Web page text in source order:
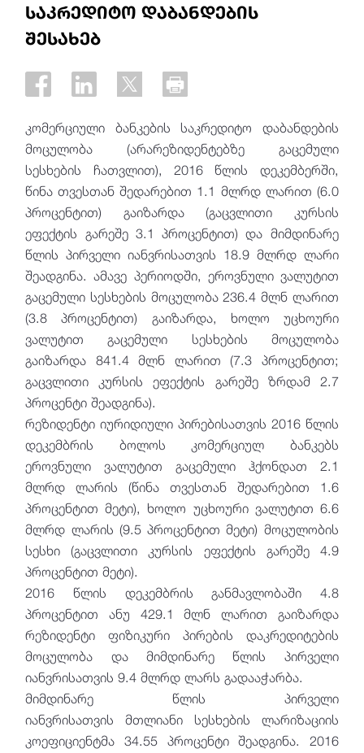
საკრედიტო დაბანდების
შესახებ
კომერციული ბანკების საკრედიტო დაბანდების
მოცულობა (არარეზიდენტებზე გაცემული
სესხების ჩათვლით), 2016 წლის დეკემბერში,
წინა თვესთან შედარებით 1.1 მლრდ ლარით (6.0
პროცენტით) გაიზარდა (გაცვლითი კურსის
ეფექტის გარეშე 3.1 პროცენტით) და მიმდინარე
წლის პირველი იანვრისათვის 18.9 მლრდ ლარი
შეადგინა. ამავე პერიოდში, ეროვნული ვალუტით
გაცემული სესხების მოცულობა 236.4 მლნ ლარით
(3.8 პროცენტით) გაიზარდა, ხოლო უცხოური
ვალუტით გაცემული სესხების მოცულობა
გაიზარდა 841.4 მლნ ლარით (7.3 პროცენტით;
გაცვლითი კურსის ეფექტის გარეშე ზრდამ 2.7
პროცენტი შეადგინა).
რეზიდენტი იურიდიული პირებისათვის 2016 წლის
დეკემბრის ბოლოს კომერციულ ბანკებს
ეროვნული ვალუტით გაცემული ჰქონდათ 2.1
მლრდ ლარის (წინა თვესთან შედარებით 1.6
პროცენტით მეტი), ხოლო უცხოური ვალუტით 6.6
მლრდ ლარის (9.5 პროცენტით მეტი) მოცულობის
სესხი (გაცვლითი კურსის ეფექტის გარეშე 4.9
პროცენტით მეტი).
2016 წლის დეკემბრის განმავლობაში 4.8
პროცენტით ანუ 429.1 მლნ ლარით გაიზარდა
რეზიდენტი ფიზიკური პირების დაკრედიტების
მოცულობა და მიმდინარე წლის პირველი
იანვრისათვის 9.4 მლრდ ლარს გადააჭარბა.
მიმდინარე წლის პირველი
იანვრისათვის მთლიანი სესხების ლარიზაციის
კოეფიციენტმა 34.55 პროცენტი შეადგინა. 2016